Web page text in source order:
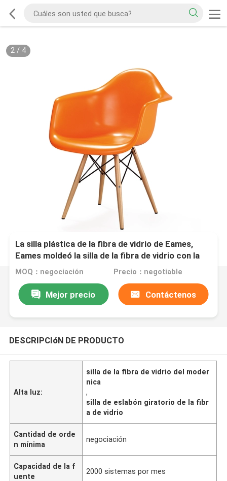
2/ 4
La silla plástica de la fibra de vidrio de Eames,
Eames moldeó la silla de la fibra de vidrio con la
pierna de madera
MOQ：negociación Precio：negotiable
Mejor precio Contáctenos
DESCRIPCIóN DE PRODUCTO
Alta luz:
silla de la fibra de vidrio del moder
nica
,
silla de eslabón giratorio de la fibr
a de vidrio
Cantidad de orde
n mínima
negociación
Capacidad de la f
uente
2000 sistemas por mes